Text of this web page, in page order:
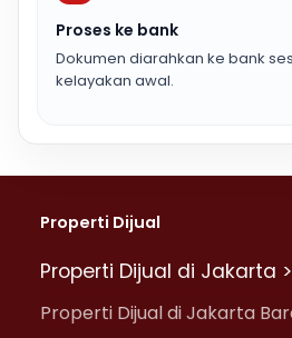
Proses ke bank
Dokumen diarahkan ke bank
kelayakan awal.
Properti Dijual
Properti Dijual di Jakarta >
Properti Dijual di Jakarta